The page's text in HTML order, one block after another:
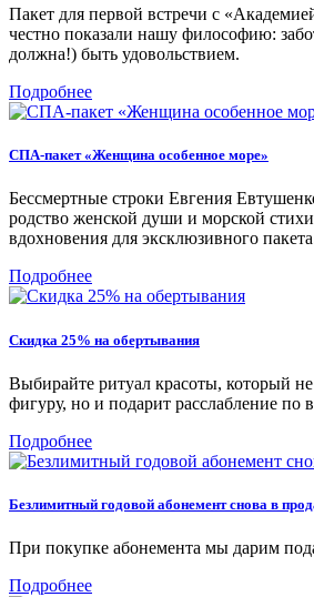
Пакет для первой встречи с
честно показали нашу философию:
должна!) быть удовольствием.
Подробнее
СПА-пакет «Женщина особенное море»
Бессмертные строки Евгения
родство женской души и морской
вдохновения для эксклюзивного
Подробнее
Скидка 25% на обертывания
Выбирайте ритуал красоты, который не
фигуру, но и подарит расслабление по
Подробнее
Безлимитный годовой абонемент снова в
При покупке абонемента мы дарим
Подробнее